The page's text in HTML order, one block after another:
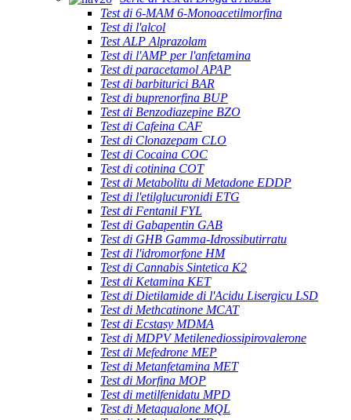
Test di 6-MAM 6-Monoacetilmorfina
Test di l'alcol
Test ALP Alprazolam
Test di l'AMP per l'anfetamina
Test di paracetamol APAP
Test di barbiturici BAR
Test di buprenorfina BUP
Test di Benzodiazepine BZO
Test di Cafeina CAF
Test di Clonazepam CLO
Test di Cocaina COC
Test di cotinina COT
Test di Metabolitu di Metadone EDDP
Test di l'etilglucuronidi ETG
Test di Fentanil FYL
Test di Gabapentin GAB
Test di GHB Gamma-Idrossibutirratu
Test di l'idromorfone HM
Test di Cannabis Sintetica K2
Test di Ketamina KET
Test di Dietilamide di l'Acidu Lisergicu LSD
Test di Methcatinone MCAT
Test di Ecstasy MDMA
Test di MDPV Metilenediossipirovalerone
Test di Mefedrone MEP
Test di Metanfetamina MET
Test di Morfina MOP
Test di metilfenidatu MPD
Test di Metaqualone MQL